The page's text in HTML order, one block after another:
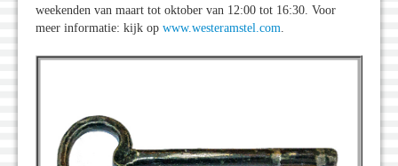
weekenden van maart tot oktober van 12:00 tot 16:30. Voor
meer informatie: kijk op www.westeramstel.com